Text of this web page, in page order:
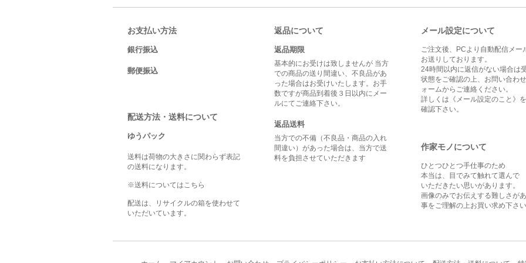
お支払い方法
銀行振込
郵便振込
配送方法・送料について
ゆうパック
送料は荷物の大きさに関わらず表記
の送料になります。
※送料についてはこちら
配送は、リサイクルの箱を使わせて
いただいています。
返品について
返品期限
基本的にお受けは致しませんが 当方
での商品の送り間違い、不良品があ
った場合はお受けいたします。お手
数ですが商品到着後３日以内にメー
ルにてご連絡下さい。
返品送料
当方での不備（不良品・商品の入れ
間違い）があった場合は、当方で送
料を負担させていただきます
メール設定について
ご注文後、PCより自動配信メー
お送りしております。
24時間以内に返信がない場合は
状態をご確認の上、お問い合わ
ォームからご連絡ください。
詳しくは 《メール設定のこと》
確認下さい。
作家モノについて
ひとつひとつ手仕事のため
本当は、目でみて触れて選んで
いただきたい思いがあります。
画像のみでお伝えする難しさが
事をご理解の上お買い求め下さい